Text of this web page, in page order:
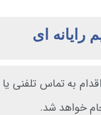
رایانه ای
به تماس
خواهد شد.